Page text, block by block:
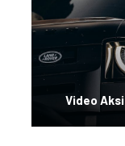
Video